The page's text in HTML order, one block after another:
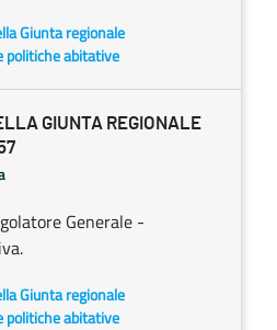
Giunta regionale
politiche abitative
GIUNTA REGIONALE
Generale -
Giunta regionale
politiche abitative